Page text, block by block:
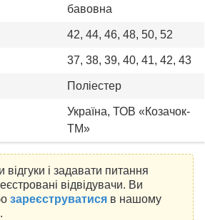
бавовна
42, 44, 46, 48, 50, 52
37, 38, 39, 40, 41, 42, 43
Поліестер
Україна, ТОВ «Козачок-
ТМ»
і задавати питання
відвідувачи. Ви
зареєструватисяв нашому